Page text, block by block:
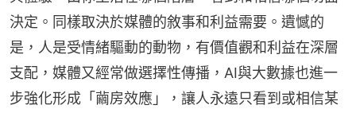
決定。同樣取決於媒體的敘事和利益需要。遺憾的
是，人是受情緒驅動的動物，有價值觀和利益在深層
支配，媒體又經常做選擇性傳播，AI與大數據也進一
步強化形成「繭房效應」，讓人永遠只看到或相信某